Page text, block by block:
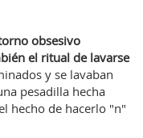
obsesivo
el ritual de lavarse
y se lavaban
pesadilla hecha
hecho de hacerlo "n"